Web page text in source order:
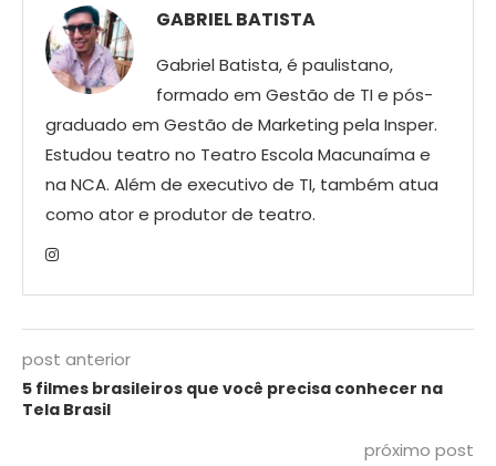
GABRIEL BATISTA
Gabriel Batista, é paulistano,
formado em Gestão de TI e pós-
graduado em Gestão de Marketing pela Insper.
Estudou teatro no Teatro Escola Macunaíma e
na NCA. Além de executivo de TI, também atua
como ator e produtor de teatro.
post anterior
5 filmes brasileiros que você precisa conhecer na
Tela Brasil
próximo post